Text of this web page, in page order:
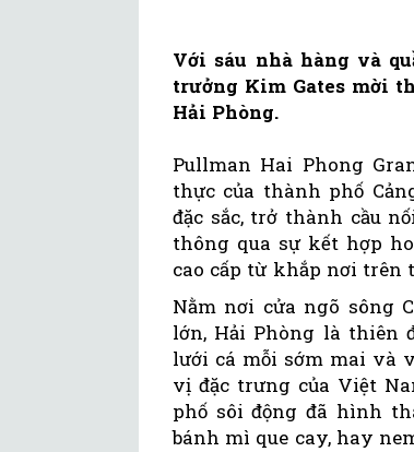
Với sáu nhà hàng và
trưởng Kim Gates mời
Hải Phòng.
Pullman Hai Phong
thực của thành phố
đặc sắc, trở thành cầu
thông qua sự kết hợp
cao cấp từ khắp nơi trên
Nằm nơi cửa ngõ sông
lớn, Hải Phòng là thiên
lưới cá mỗi sớm mai và
vị đặc trưng của Việt
phố sôi động đã hình
bánh mì que cay, hay